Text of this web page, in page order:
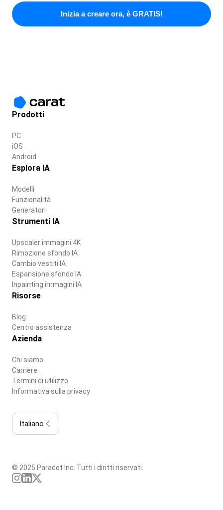
Inizia a creare ora, è GRATIS!
Prodotti
PC
iOS
Android
Esplora IA
Modelli
Funzionalità
Generatori
Strumenti IA
Upscaler immagini 4K
Rimozione sfondo IA
Cambio vestiti IA
Espansione sfondo IA
Inpainting immagini IA
Risorse
Blog
Centro assistenza
Azienda
Chi siamo
Carriere
Termini di utilizzo
Informativa sulla privacy
Italiano
© 2025 Paradot Inc. Tutti i diritti riservati.